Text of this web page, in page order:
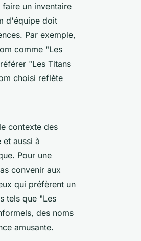
un inventaire
d'équipe doit
Par exemple,
comme "Les
"Les Titans
choisi reflète
contexte des
aussi à
Pour une
convenir aux
qui préfèrent un
tels que "Les
des noms
amusante.